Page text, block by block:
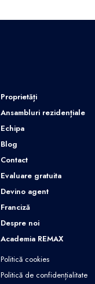
Proprietăți
Ansambluri rezidențiale
Echipa
Blog
Contact
Evaluare gratuita
Devino agent
Franciză
Despre noi
Academia REMAX
Politică cookies
Politică de confidențialitate